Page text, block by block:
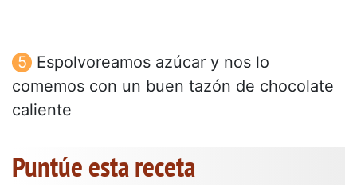
Espolvoreamos azúcar y nos lo
comemos con un buen tazón de chocolate
caliente
Puntúe esta receta